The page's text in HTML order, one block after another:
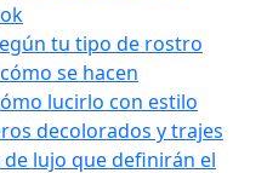
tu tipo de rostro
se hacen
lucirlo con estilo
decolorados y trajes
lujo que definirán el